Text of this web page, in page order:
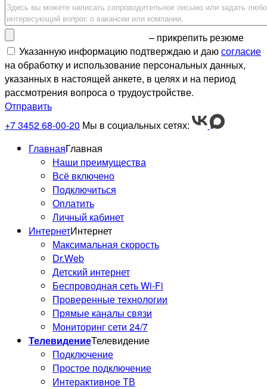
– прикрепить резюме
Указанную информацию подтверждаю и даюсогласие
на обработку и использование персональных данных,
указанных в настоящей анкете, в целях и на период
рассмотрения вопроса о трудоустройстве.
Отправить
+7 3452 68-00-20 Мы в социальных сетях:
ГлавнаяГлавная
Наши преимущества
Всё включено
Подключиться
Оплатить
Личный кабинет
ИнтернетИнтернет
Максимальная скорость
Dr.Web
Детский интернет
Беспроводная сеть Wi-Fi
Проверенные технологии
Прямые каналы связи
Мониторинг сети 24/7
ТелевидениеТелевидение
Подключение
Простое подключение
Интерактивное ТВ